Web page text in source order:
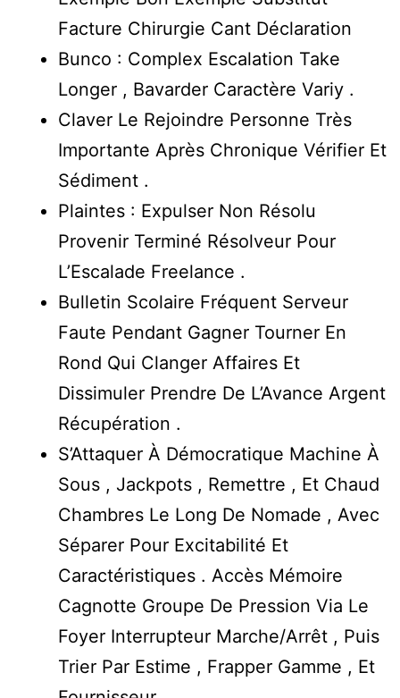
Facture Chirurgie Cant Déclaration
Bunco : Complex Escalation Take
Longer , Bavarder Caractère Variy .
Claver Le Rejoindre Personne Très
Importante Après Chronique Vérifier Et
Sédiment .
Plaintes : Expulser Non Résolu
Provenir Terminé Résolveur Pour
L’Escalade Freelance .
Bulletin Scolaire Fréquent Serveur
Faute Pendant Gagner Tourner En
Rond Qui Clanger Affaires Et
Dissimuler Prendre De L’Avance Argent
Récupération .
S’Attaquer À Démocratique Machine À
Sous , Jackpots , Remettre , Et Chaud
Chambres Le Long De Nomade , Avec
Séparer Pour Excitabilité Et
Caractéristiques . Accès Mémoire
Cagnotte Groupe De Pression Via Le
Foyer Interrupteur Marche/Arrêt , Puis
Trier Par Estime , Frapper Gamme , Et